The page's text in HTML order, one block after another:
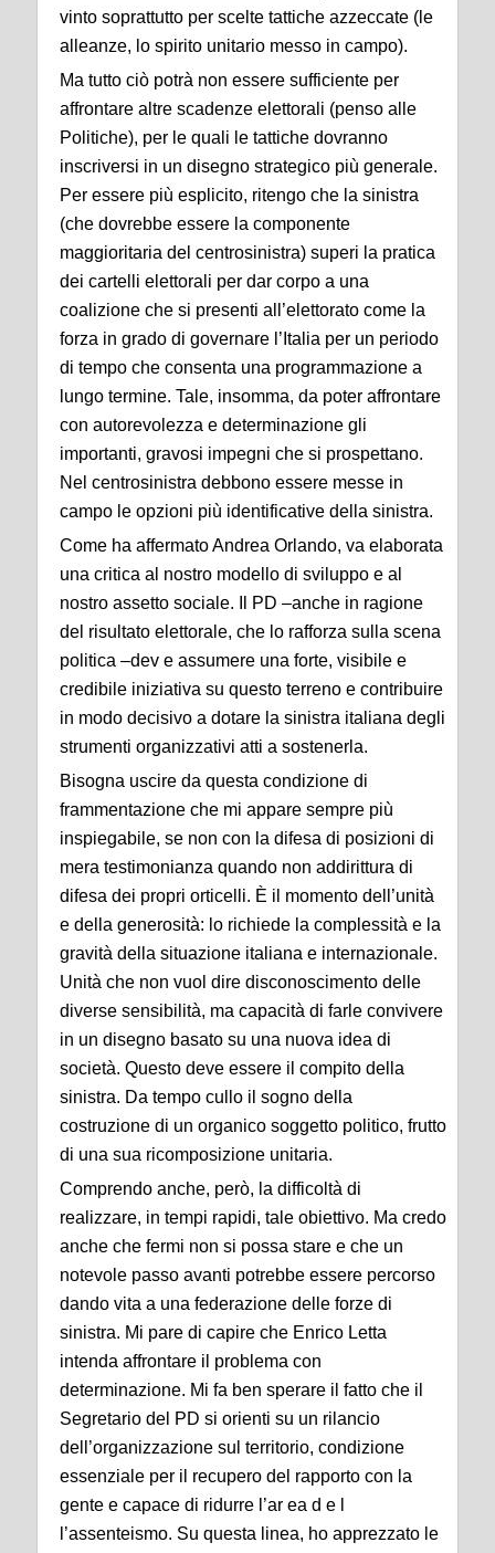
vinto soprattutto per scelte tattiche azzeccate (le
alleanze, lo spirito unitario messo in campo).
Ma tutto ciò potrà non essere sufficiente per
affrontare altre scadenze elettorali (penso alle
Politiche), per le quali le tattiche dovranno
inscriversi in un disegno strategico più generale.
Per essere più esplicito, ritengo che la sinistra
(che dovrebbe essere la componente
maggioritaria del centrosinistra) superi la pratica
dei cartelli elettorali per dar corpo a una
coalizione che si presenti all’elettorato come la
forza in grado di governare l’Italia per un periodo
di tempo che consenta una programmazione a
lungo termine. Tale, insomma, da poter affrontare
con autorevolezza e determinazione gli
importanti, gravosi impegni che si prospettano.
Nel centrosinistra debbono essere messe in
campo le opzioni più identificative della sinistra.
Come ha affermato Andrea Orlando, va elaborata
una critica al nostro modello di sviluppo e al
nostro assetto sociale. Il PD –anche in ragione
del risultato elettorale, che lo rafforza sulla scena
politica –dev e assumere una forte, visibile e
credibile iniziativa su questo terreno e contribuire
in modo decisivo a dotare la sinistra italiana degli
strumenti organizzativi atti a sostenerla.
Bisogna uscire da questa condizione di
frammentazione che mi appare sempre più
inspiegabile, se non con la difesa di posizioni di
mera testimonianza quando non addirittura di
difesa dei propri orticelli. È il momento dell’unità
e della generosità: lo richiede la complessità e la
gravità della situazione italiana e internazionale.
Unità che non vuol dire disconoscimento delle
diverse sensibilità, ma capacità di farle convivere
in un disegno basato su una nuova idea di
società. Questo deve essere il compito della
sinistra. Da tempo cullo il sogno della
costruzione di un organico soggetto politico, frutto
di una sua ricomposizione unitaria.
Comprendo anche, però, la difficoltà di
realizzare, in tempi rapidi, tale obiettivo. Ma credo
anche che fermi non si possa stare e che un
notevole passo avanti potrebbe essere percorso
dando vita a una federazione delle forze di
sinistra. Mi pare di capire che Enrico Letta
intenda affrontare il problema con
determinazione. Mi fa ben sperare il fatto che il
Segretario del PD si orienti su un rilancio
dell’organizzazione sul territorio, condizione
essenziale per il recupero del rapporto con la
gente e capace di ridurre l’ar ea d e l
l’assenteismo. Su questa linea, ho apprezzato le